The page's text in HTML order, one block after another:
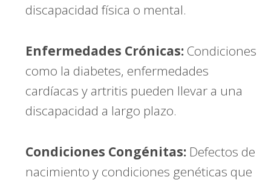
discapacidad física o mental.
Enfermedades Crónicas: Condiciones
como la diabetes, enfermedades
cardíacas y artritis pueden llevar a una
discapacidad a largo plazo.
Condiciones Congénitas: Defectos de
nacimiento y condiciones genéticas que